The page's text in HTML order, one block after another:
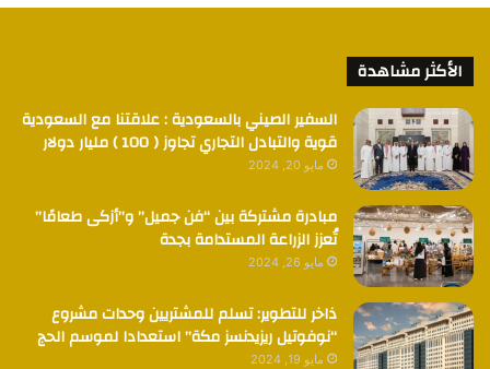
الأكثر مشاهدة
السفير الصيني بالسعودية : علاقتنا مع السعودية
قوية والتبادل التجاري تجاوز ( 100 ) مليار دولار
مايو 20, 2024
مبادرة مشتركة بين “فن جميل” و”أزكى طعامًا”
تُعزز الزراعة المستدامة بجدة
مايو 26, 2024
ذاخر للتطوير: تسلم للمشتريين وحدات مشروع
“نوفوتيل ريزيدنسز مكة” استعدادا لموسم الحج
مايو 19, 2024